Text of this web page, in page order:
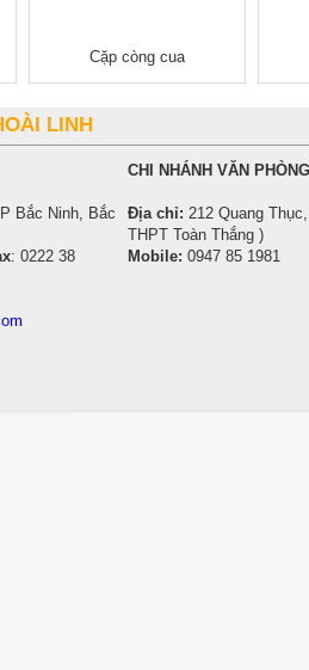
Cặp còng cua
LINH
Bắc Ninh, Bắc
: 0222 38
CHI NHÁNH VĂN
Địa chỉ: 212 Quang
THPT Toàn Thắng )
Mobile: 0947 85 1981